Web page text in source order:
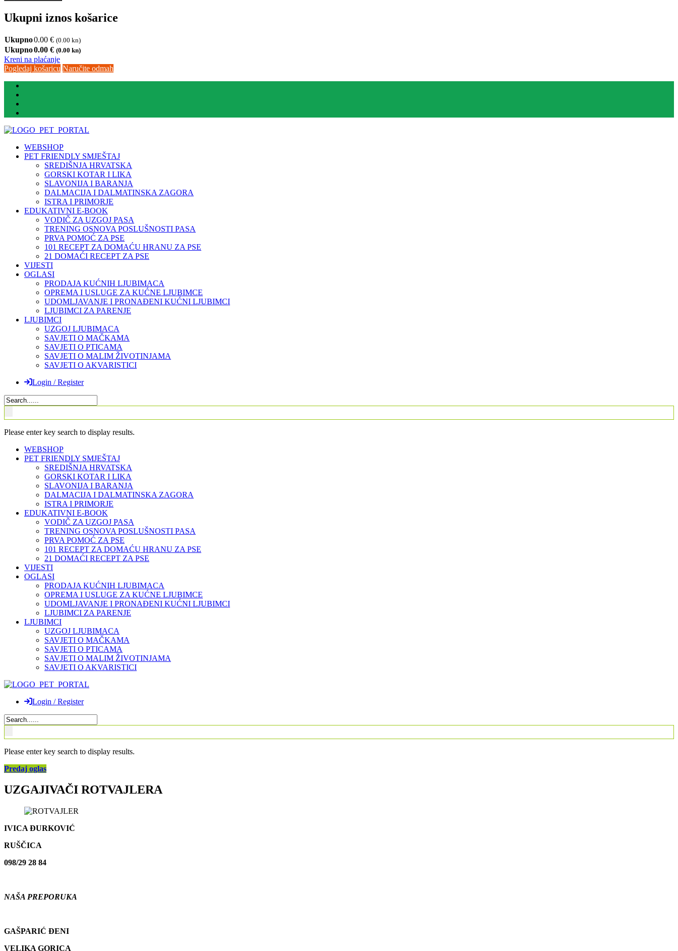
Ukupni iznos košarice
Ukupno0.00 € (0.00 kn)
Ukupno0.00 € (0.00 kn)
Kreni na plaćanje
Pogledaj košaricu Naručite odmah
WEBSHOP
PET FRIENDLY SMJEŠTAJ
SREDIŠNJA HRVATSKA
GORSKI KOTAR I LIKA
SLAVONIJA I BARANJA
DALMACIJA I DALMATINSKA ZAGORA
ISTRA I PRIMORJE
EDUKATIVNI E-BOOK
VODIČ ZA UZGOJ PASA
TRENING OSNOVA POSLUŠNOSTI PASA
PRVA POMOĆ ZA PSE
101 RECEPT ZA DOMAĆU HRANU ZA PSE
21 DOMAĆI RECEPT ZA PSE
VIJESTI
OGLASI
PRODAJA KUĆNIH LJUBIMACA
OPREMA I USLUGE ZA KUĆNE LJUBIMCE
UDOMLJAVANJE I PRONAĐENI KUĆNI LJUBIMCI
LJUBIMCI ZA PARENJE
LJUBIMCI
UZGOJ LJUBIMACA
SAVJETI O MAČKAMA
SAVJETI O PTICAMA
SAVJETI O MALIM ŽIVOTINJAMA
SAVJETI O AKVARISTICI
Login / Register
Please enter key search to display results.
WEBSHOP
PET FRIENDLY SMJEŠTAJ
SREDIŠNJA HRVATSKA
GORSKI KOTAR I LIKA
SLAVONIJA I BARANJA
DALMACIJA I DALMATINSKA ZAGORA
ISTRA I PRIMORJE
EDUKATIVNI E-BOOK
VODIČ ZA UZGOJ PASA
TRENING OSNOVA POSLUŠNOSTI PASA
PRVA POMOĆ ZA PSE
101 RECEPT ZA DOMAĆU HRANU ZA PSE
21 DOMAĆI RECEPT ZA PSE
VIJESTI
OGLASI
PRODAJA KUĆNIH LJUBIMACA
OPREMA I USLUGE ZA KUĆNE LJUBIMCE
UDOMLJAVANJE I PRONAĐENI KUĆNI LJUBIMCI
LJUBIMCI ZA PARENJE
LJUBIMCI
UZGOJ LJUBIMACA
SAVJETI O MAČKAMA
SAVJETI O PTICAMA
SAVJETI O MALIM ŽIVOTINJAMA
SAVJETI O AKVARISTICI
Login / Register
Please enter key search to display results.
Predaj oglas
UZGAJIVAČI ROTVAJLERA
IVICA ĐURKOVIĆ
RUŠČICA
098/29 28 84
NAŠA PREPORUKA
GAŠPARIĆ ĐENI
VELIKA GORICA